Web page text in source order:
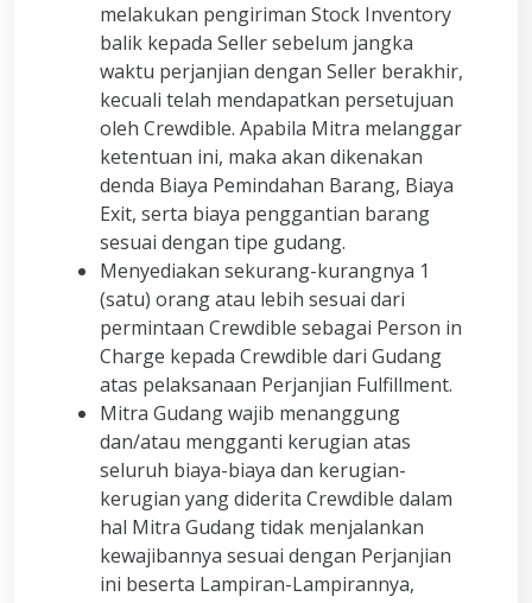
melakukan pengiriman Stock Inventory
balik kepada Seller sebelum jangka
waktu perjanjian dengan Seller berakhir,
kecuali telah mendapatkan persetujuan
oleh Crewdible. Apabila Mitra melanggar
ketentuan ini, maka akan dikenakan
denda Biaya Pemindahan Barang, Biaya
Exit, serta biaya penggantian barang
sesuai dengan tipe gudang.
Menyediakan sekurang-kurangnya 1
(satu) orang atau lebih sesuai dari
permintaan Crewdible sebagai Person in
Charge kepada Crewdible dari Gudang
atas pelaksanaan Perjanjian Fulfillment.
Mitra Gudang wajib menanggung
dan/atau mengganti kerugian atas
seluruh biaya-biaya dan kerugian-
kerugian yang diderita Crewdible dalam
hal Mitra Gudang tidak menjalankan
kewajibannya sesuai dengan Perjanjian
ini beserta Lampiran-Lampirannya,